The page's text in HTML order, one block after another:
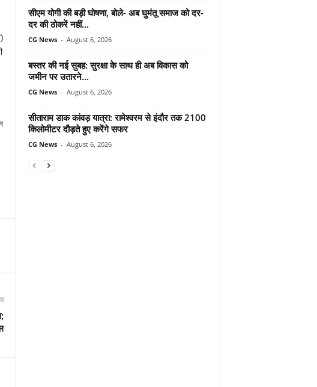
सीएम योगी की बड़ी घोषणा, बोले- अब घुमंतू समाज को दर-
दर की ठोकरें नहीं...
CG News - August 6, 2026
बस्तर की नई सुबह: सुरक्षा के साथ ही अब विकास को
जमीन पर उतारने...
CG News - August 6, 2026
सीताराम डाक कांवड़ यात्रा: रामेश्वरम से इंदौर तक 2100
किलोमीटर दौड़ते हुए करेंगे सफर
CG News - August 6, 2026